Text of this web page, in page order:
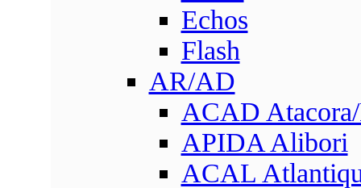
Echos
Flash
AR/AD
ACAD
APIDA Alibori
ACAL